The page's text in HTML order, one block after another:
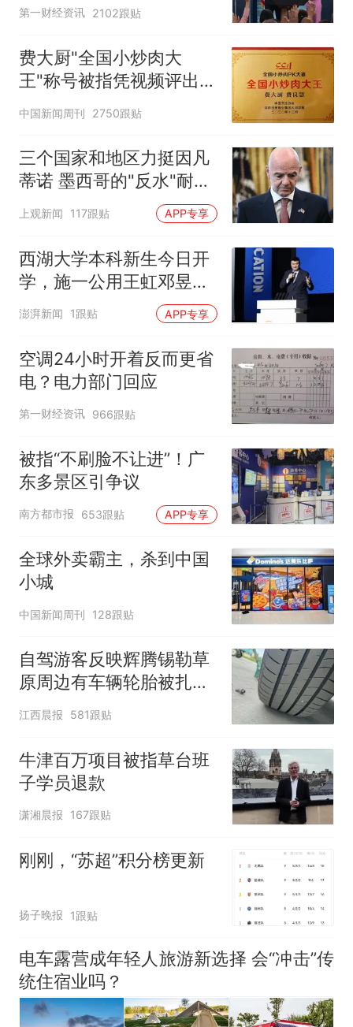
第一财经资讯 2102跟贴
费大厨"全国小炒肉大
王"称号被指凭视频评出
官方回应
中国新闻周刊 2750跟贴
三个国家和地区力挺因凡
蒂诺 墨西哥的"反水"耐人
寻味
上观新闻 117跟贴 APP专享
西湖大学本科新生今日开
学，施一公用王虹邓昱的
故事激励新生
澎湃新闻 1跟贴 APP专享
空调24小时开着反而更省
电？电力部门回应
第一财经资讯 966跟贴
被指“不刷脸不让进”！广
东多景区引争议
南方都市报 653跟贴 APP专享
全球外卖霸主，杀到中国
小城
中国新闻周刊 128跟贴
自驾游客反映辉腾锡勒草
原周边有车辆轮胎被扎，
修理店铺换胎价格高达千
江西晨报 581跟贴
牛津百万项目被指草台班
子学员退款
潇湘晨报 167跟贴
刚刚，“苏超”积分榜更新
扬子晚报 1跟贴
电车露营成年轻人旅游新选择 会“冲击”传
统住宿业吗？